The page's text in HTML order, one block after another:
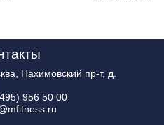
Нахимовский пр-т, д.
956 50 00